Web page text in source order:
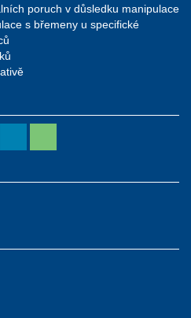
poruch v důsledku manipulace
s břemeny u specifické